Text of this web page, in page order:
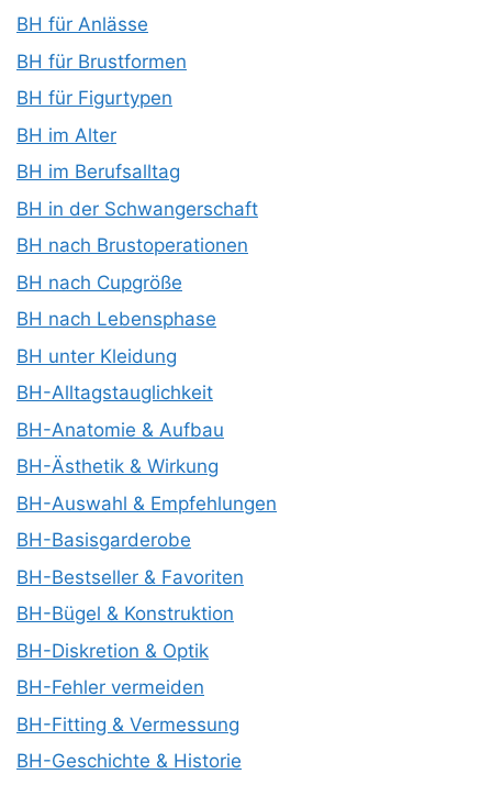
BH für Anlässe
BH für Brustformen
BH für Figurtypen
BH im Alter
BH im Berufsalltag
BH in der Schwangerschaft
BH nach Brustoperationen
BH nach Cupgröße
BH nach Lebensphase
BH unter Kleidung
BH-Alltagstauglichkeit
BH-Anatomie & Aufbau
BH-Ästhetik & Wirkung
BH-Auswahl & Empfehlungen
BH-Basisgarderobe
BH-Bestseller & Favoriten
BH-Bügel & Konstruktion
BH-Diskretion & Optik
BH-Fehler vermeiden
BH-Fitting & Vermessung
BH-Geschichte & Historie